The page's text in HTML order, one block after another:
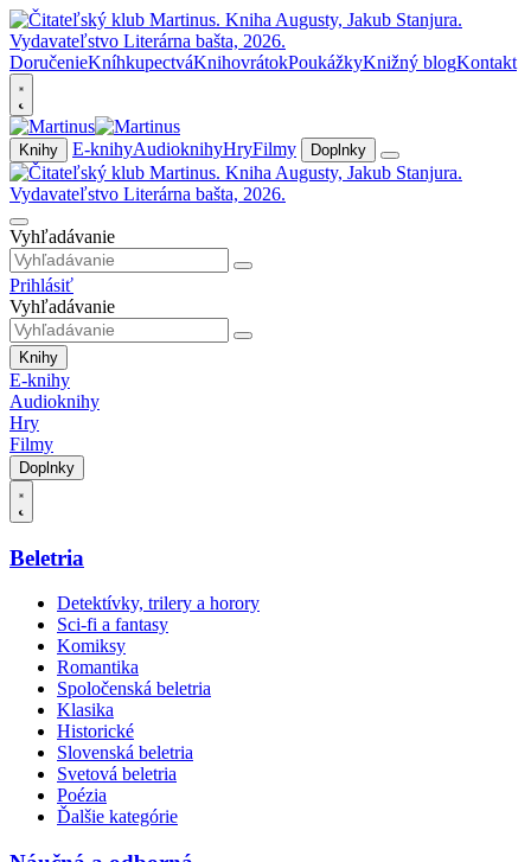
DoručenieKníhkupectváKnihovrátokPoukážkyKnižný blogKontakt
Knihy E-knihyAudioknihyHryFilmy Doplnky
Vyhľadávanie
Prihlásiť
Vyhľadávanie
Knihy
E-knihy
Audioknihy
Hry
Filmy
Doplnky
Beletria
Detektívky, trilery a horory
Sci-fi a fantasy
Komiksy
Romantika
Spoločenská beletria
Klasika
Historické
Slovenská beletria
Svetová beletria
Poézia
Ďalšie kategórie